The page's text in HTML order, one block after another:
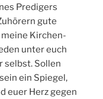
Predigers
gute
meine Kirchen-
unter euch
selbst. Sollen
ein Spiegel,
euer Herz gegen